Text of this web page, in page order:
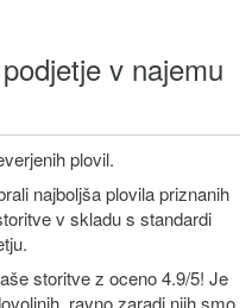
v najemu
plovil.
najboljša plovila priznanih
v skladu s standardi
storitve z oceno 4.9/5! Je
ravno zaradi njih smo